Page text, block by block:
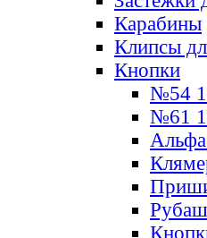
Карабины
Клипсы
Кнопки
№54
№61